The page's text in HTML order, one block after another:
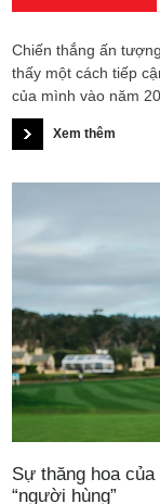
Chiến thắng ấn
thấy một cách tiếp
của mình vào năm
Xem thêm
Sự thăng hoa
“người hùng”